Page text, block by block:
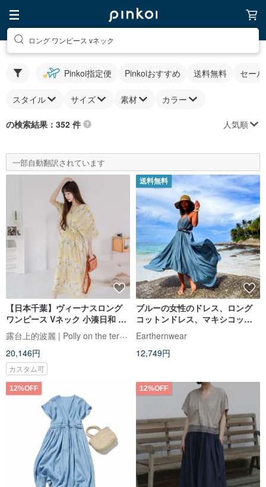
ロング ワンピース vネック
Pinkoi指定便 Pinkoiおすすめ 送料無料 セー
スタイル サイズ 素材 カラー
の検索結果：352 件 人気順
一部自動翻訳されています
【日本千葉】ヴィーナスロング
ワンピース Vネック 小湊日和 菜
の花
露台上的波麗 | Polly on the terrace
20,146円
カスタム可
送料無料
ブルーの女性のドレス、ロング
コットンドレス、マキシコット
ンドレス、ブルーのロングドレ
ス、ドレス
Earthernwear
12,749円
12%OFF 12%OFF